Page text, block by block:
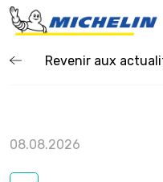
Revenir aux
08.08.2026